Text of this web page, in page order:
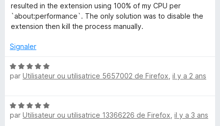
2
s
u
5
resulted in the extension using 100% of my CPU per
`about:performance`. The only solution was to disable the
extension then kill the process manually.
Signaler
N
o
5
s
par Utilisateur ou utilisatrice 5657002 de Firefox il y a 2 ans
N
o
par Utilisateur ou utilisatrice 13366226 de Firefox il y a 3 ans